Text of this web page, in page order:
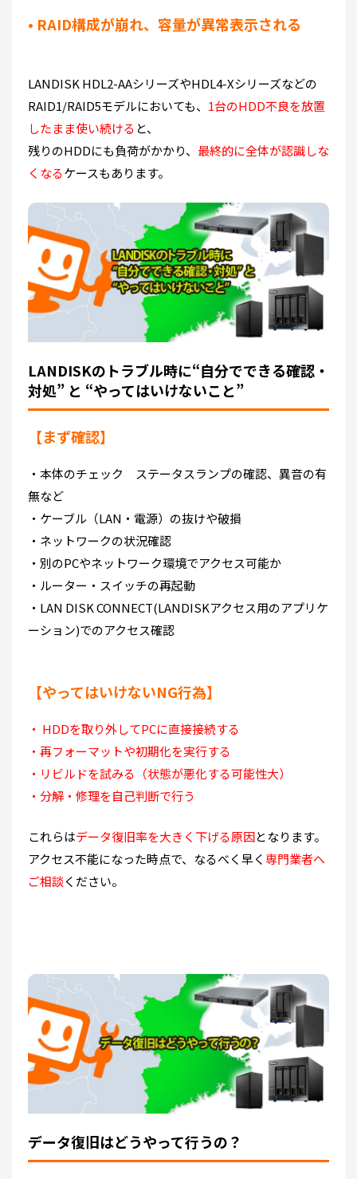
• RAID構成が崩れ、容量が異常表示される
LANDISK HDL2-AAシリーズやHDL4-Xシリーズなどの
RAID1/RAID5モデルにおいても、 1台のHDD不良を放置
したまま使い続ける と、
残りのHDDにも負荷がかかり、 最終的に全体が認識しな
くなるケースもあります。
LANDISKのトラブル時に“自分でできる確認・
対処” と “やってはいけないこと”
【まず確認】
・本体のチェック ステータスランプの確認、異音の有
無など
・ケーブル（LAN・電源）の抜けや破損
・ネットワークの状況確認
・別のPCやネットワーク環境でアクセス可能か
・ルーター・スイッチの再起動
・LAN DISK CONNECT(LANDISKアクセス用のアプリケ
ーション)でのアクセス確認
【やってはいけないNG行為】
・ HDDを取り外してPCに直接接続する
・再フォーマットや初期化を実行する
・リビルドを試みる（状態が悪化する可能性大）
・分解・修理を自己判断で行う
これらはデータ復旧率を大きく下げる原因となります。
アクセス不能になった時点で、なるべく早く 専門業者へ
ご相談ください。
データ復旧はどうやって行うの？